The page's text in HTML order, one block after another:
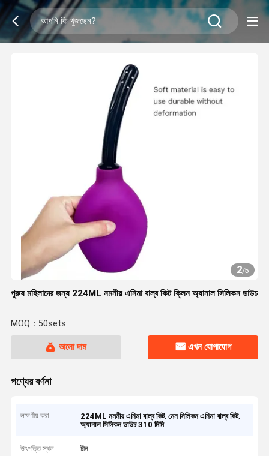
2/5
পুরুষ মহিলাদের জন্য 224ML নমনীয় এনিমা বাল্ব কিট ক্লিন অ্যানাল সিলিকন ডাউচ
MOQ：50sets
ভালো দাম এখন যোগাযোগ
পণ্যের বর্ণনা
লক্ষণীয় করা 224ML নমনীয় এনিমা বাল্ব কিট,মেন সিলিকন এনিমা বাল্ব কিট,
অ্যানাল সিলিকন ডাউচ 310 মিমি
উৎপত্তি স্থল চীন